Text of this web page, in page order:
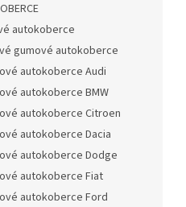
autokoberce
gumové autokoberce
autokoberce Audi
autokoberce BMW
autokoberce Citroen
autokoberce Dacia
autokoberce Dodge
autokoberce Fiat
autokoberce Ford